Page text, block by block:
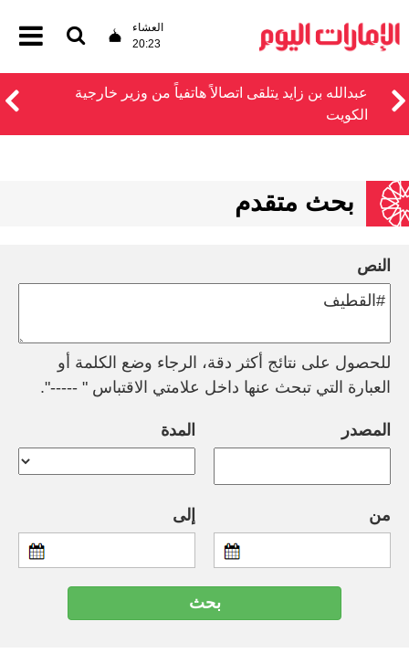
العشاء
20:23
عبدالله بن زايد يتلقى اتصالاً هاتفياً من وزير خارجية
الكويت
بحث متقدم
النص
للحصول على نتائج أكثر دقة، الرجاء وضع الكلمة أو
العبارة التي تبحث عنها داخل علامتي الاقتباس " -----".
المصدر المدة
من إلى